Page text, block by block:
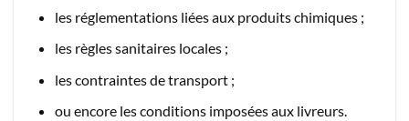
les réglementations liées aux produits chimiques ;
les règles sanitaires locales ;
les contraintes de transport ;
ou encore les conditions imposées aux livreurs.